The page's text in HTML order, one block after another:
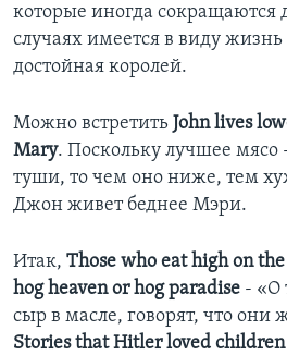
которые иногда сокращаются
случаях имеется в виду
достойная королей.
Можно встретить John lives
Mary. Поскольку лучшее мясо
туши, то чем оно ниже, тем
Джон живет беднее Мэри.
Итак, Those who eat high on
hog heaven or hog paradise - «О
сыр в масле, говорят, что они
Stories that Hitler loved children